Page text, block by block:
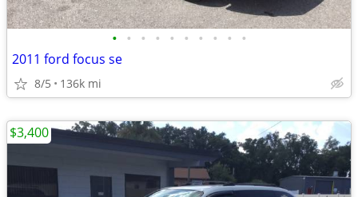
• • • • • • • • • •
2011 ford focus se
8/5 136k mi
$3,400